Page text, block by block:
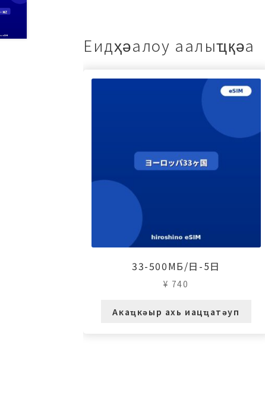
Еидҳәалоу аалыҵқәа
33-500МБ/日-5日
¥ 740
Акаҵкәыр ахь иацҵатәуп